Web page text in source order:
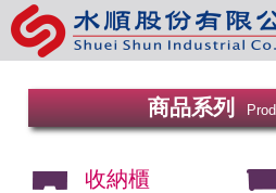
商品系列
收納櫃